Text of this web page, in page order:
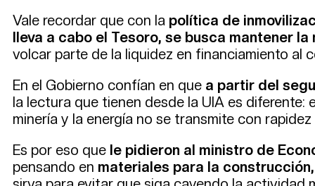
Vale recordar que con la política de
lleva a cabo el Tesoro, se busca mantener
volcar parte de la liquidez en financiamiento al
En el Gobierno confían en que a partir del
la lectura que tienen desde la UIA es
minería y la energía no se transmite con
Es por eso que le pidieron al ministro de
pensando en materiales para la